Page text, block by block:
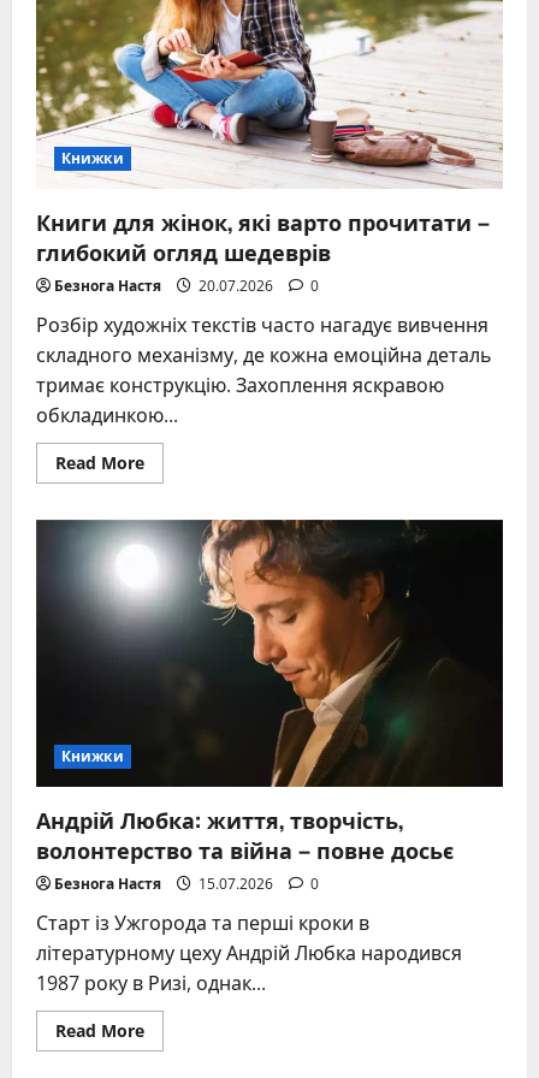
книги
про
бездоганну
привабливість
Книжки
Книги для жінок, які варто прочитати –
глибокий огляд шедеврів
Безнога Настя 20.07.2026 0
Розбір художніх текстів часто нагадує вивчення
складного механізму, де кожна емоційна деталь
тримає конструкцію. Захоплення яскравою
обкладинкою...
Read MoreRead
more
для
жінок,
прочитати
–
глибокий
огляд
Книжки
Андрій Любка: життя, творчість,
волонтерство та війна – повне досьє
Безнога Настя 15.07.2026 0
Старт із Ужгорода та перші кроки в
літературному цеху Андрій Любка народився
1987 року в Ризі, однак...
Read MoreRead
more